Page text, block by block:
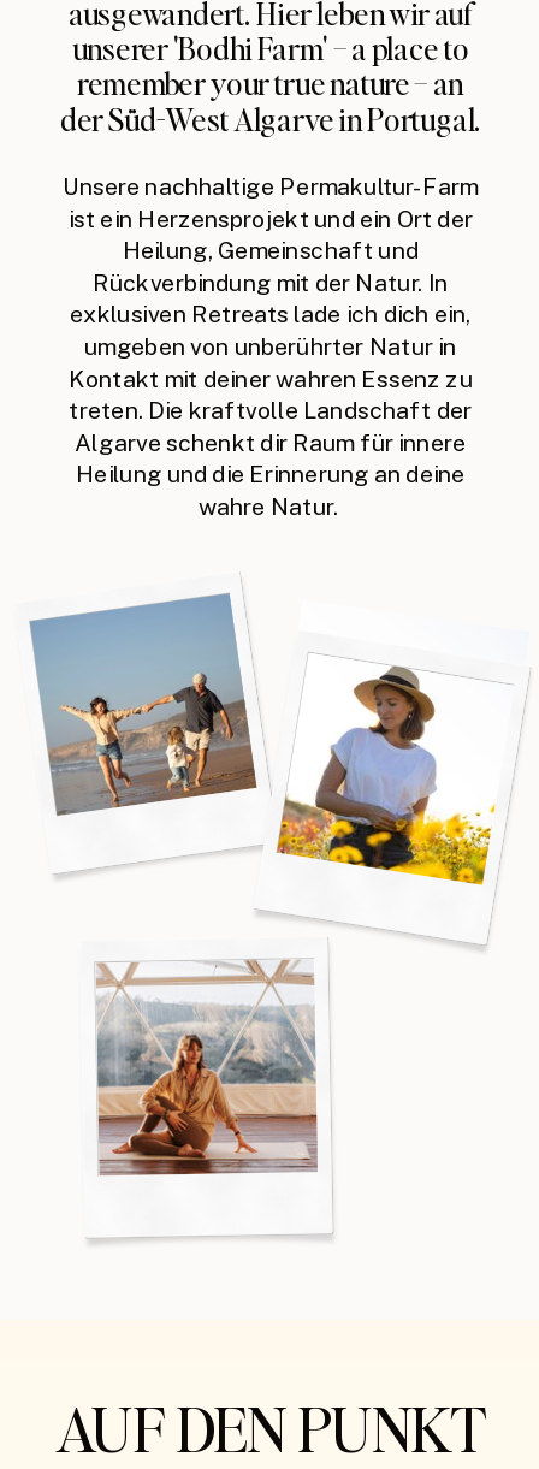
Unsere nachhaltige Permakultur-Farm
ist ein Herzensprojekt und ein Ort der
Heilung, Gemeinschaft und
Rückverbindung mit der Natur. In
exklusiven Retreats lade ich dich ein,
umgeben von unberührter Natur in
Kontakt mit deiner wahren Essenz zu
treten. Die kraftvolle Landschaft der
Algarve schenkt dir Raum für innere
Heilung und die Erinnerung an deine
wahre Natur.
ausgewandert. Hier leben wir auf
unserer 'Bodhi Farm' – a place to
remember your true nature – an
der Süd-West Algarve in Portugal.
AUF DEN PUNKT